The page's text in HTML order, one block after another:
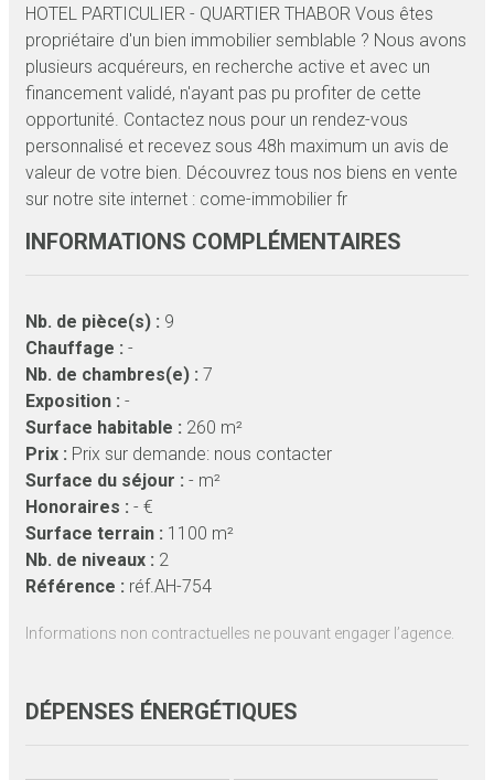
HOTEL PARTICULIER - QUARTIER THABOR Vous êtes
propriétaire d'un bien immobilier semblable ? Nous avons
plusieurs acquéreurs, en recherche active et avec un
financement validé, n'ayant pas pu profiter de cette
opportunité. Contactez nous pour un rendez-vous
personnalisé et recevez sous 48h maximum un avis de
valeur de votre bien. Découvrez tous nos biens en vente
sur notre site internet : come-immobilier fr
INFORMATIONS COMPLÉMENTAIRES
Nb. de pièce(s) : 9
Chauffage : -
Nb. de chambres(e) : 7
Exposition : -
Surface habitable : 260 m²
Prix : Prix sur demande: nous contacter
Surface du séjour : - m²
Honoraires : - €
Surface terrain : 1100 m²
Nb. de niveaux : 2
Référence : réf.AH-754
Informations non contractuelles ne pouvant engager l’agence.
DÉPENSES ÉNERGÉTIQUES